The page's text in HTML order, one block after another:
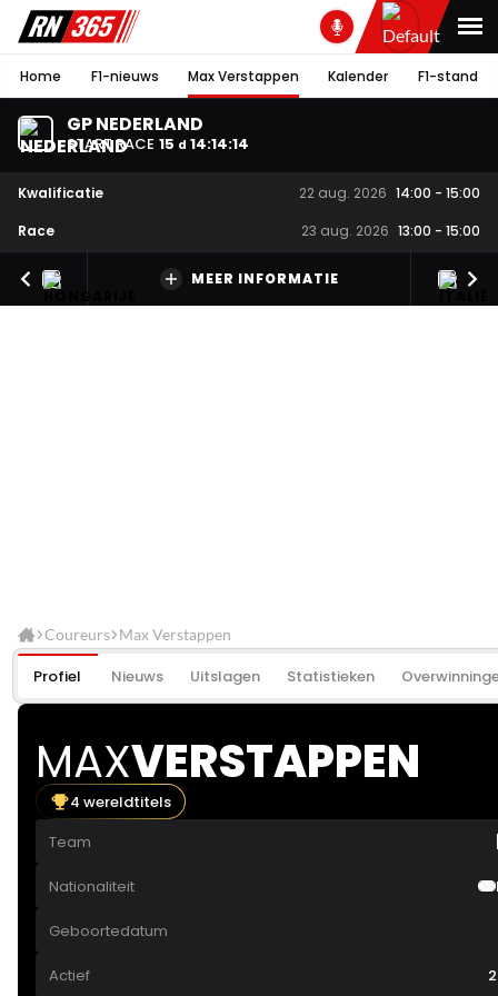
Home F1-nieuws Max Verstappen Kalender F1-stand
GP NEDERLAND
START RACE 15 d 14:14:13
Kwalificatie 22 aug. 2026 14:00 - 15:00
Race
23 aug. 2026 13:00 - 15:00
MEER INFORMATIE
Coureurs Max Verstappen
Profiel Nieuws Uitslagen Statistieken
MAXVERSTAPPEN
4 wereldtitels
Team
Nationaliteit
Geboortedatum
Actief